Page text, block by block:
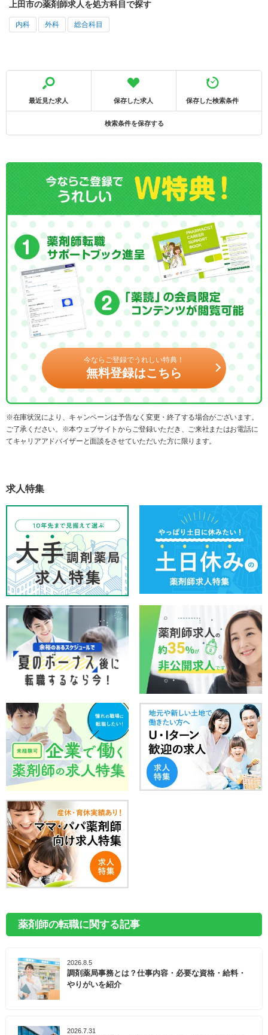
上田市の薬剤師求人を処方科目で探す
内科 外科 総合科目
最近見た求人 保存した求人 保存した検索条件
検索条件を保存する
今ならご登録でうれしい特典！
無料登録はこちら
※在庫状況により、キャンペーンは予告なく変更・終了する場合がございます。
ご了承ください。※本ウェブサイトからご登録いただき、ご来社またはお電話に
てキャリアアドバイザーと面談をさせていただいた方に限ります。
求人特集
薬剤師の転職に関する記事
2026.8.5
調剤薬局事務とは？仕事内容・必要な資格・給料・
やりがいを紹介
2026.7.31